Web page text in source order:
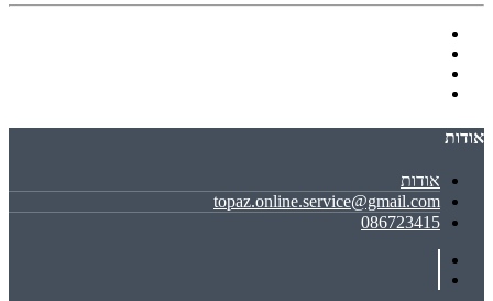
אודות
אודות
topaz.online.service@gmail.com
086723415